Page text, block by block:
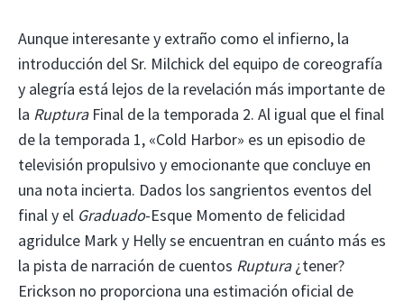
Aunque interesante y extraño como el infierno, la
introducción del Sr. Milchick del equipo de coreografía
y alegría está lejos de la revelación más importante de
la RupturaFinal de la temporada 2. Al igual que el final
de la temporada 1, «Cold Harbor» es un episodio de
televisión propulsivo y emocionante que concluye en
una nota incierta. Dados los sangrientos eventos del
final y el Graduado-Esque Momento de felicidad
agridulce Mark y Helly se encuentran en cuánto más es
la pista de narración de cuentos Ruptura¿tener?
Erickson no proporciona una estimación oficial de